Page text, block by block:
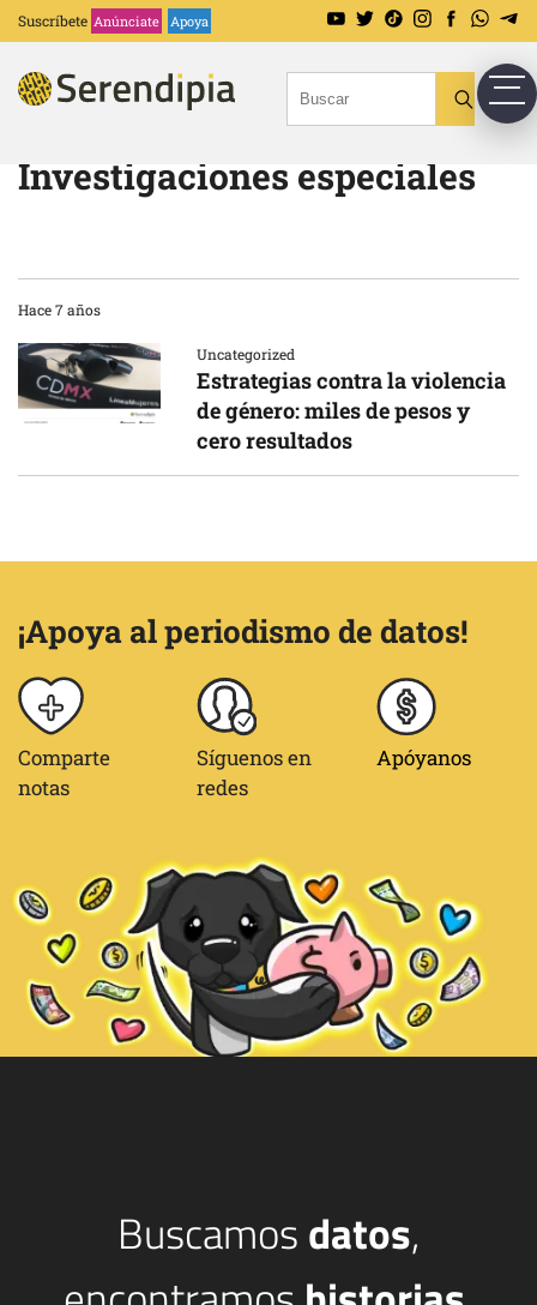
Suscríbete Anúnciate Apoya
Investigaciones especiales
Hace 7 años
Uncategorized
Estrategias contra la violencia
de género: miles de pesos y
cero resultados
¡Apoya al periodismo de datos!
Comparte
notas
Síguenos en
redes
Apóyanos
Buscamosdatos,